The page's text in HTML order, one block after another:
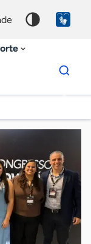
Dados
para
chave